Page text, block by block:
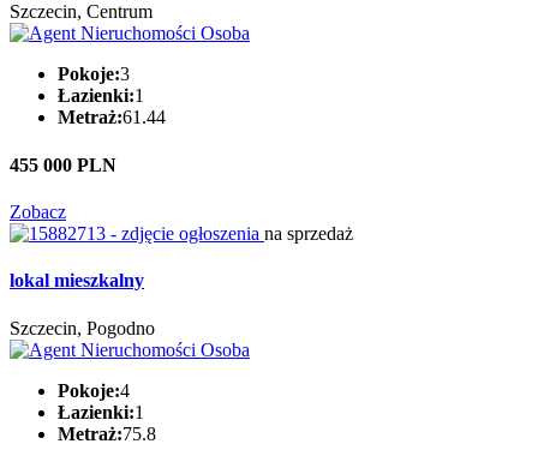
Szczecin, Centrum
Pokoje:3
Łazienki:1
Metraż:61.44
455 000 PLN
Zobacz
na sprzedaż
lokal mieszkalny
Szczecin, Pogodno
Pokoje:4
Łazienki:1
Metraż:75.8